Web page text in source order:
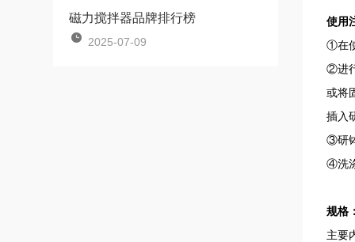
磁力搅拌器品牌排行榜
2025-07-09
使用
①在
②进
或将
插入
③研
④洗
规格
主要